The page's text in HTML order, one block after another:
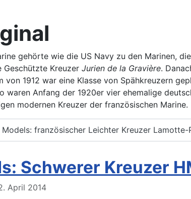
gehörte wie die US Navy zu den Marinen,
Kreuzer Jurien de la Gravière.
von 1912 war eine Klasse von Spähkreuzern
waren Anfang der 1920er vier ehemalige
modernen Kreuzer der französischen Marine.
Models: französischer Leichter Kreuzer Lamotte-
Schwerer Kreuzer
April 2014